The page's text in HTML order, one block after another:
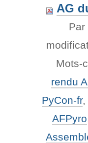
AG
Par
Mots-
rendu
PyCon-fr,
AFPyro